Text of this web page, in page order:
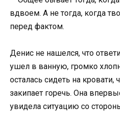
вдвоем. А не тогда, когда
перед фактом.
Денис не нашелся, что
ушел в ванную, громко
осталась сидеть на кровати,
закипает горечь. Она
увидела ситуацию со